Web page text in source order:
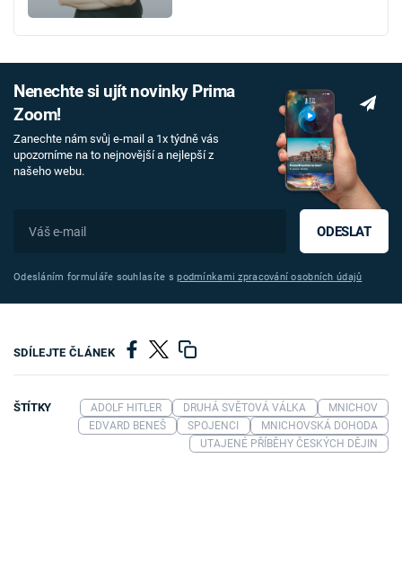
Nenechte si ujít novinky Prima
Zoom!
Zanechte nám svůj e-mail a 1x týdně vás
upozorníme na to nejnovější a nejlepší z
našeho webu.
ODESLAT
Odesláním formuláře souhlasíte spodmínkami zpracování osobních údajů
SDÍLEJTE ČLÁNEK
ŠTÍTKY ADOLF HITLER DRUHÁ SVĚTOVÁ VÁLKA
MNICHOV
EDVARD BENEŠ
SPOJENCI
MNICHOVSKÁ DOHODA
UTAJENÉ PŘÍBĚHY ČESKÝCH DĚJIN